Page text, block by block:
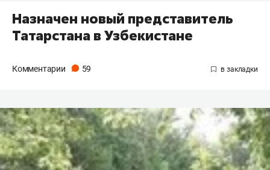
Назначен новый представитель
Татарстана в Узбекистане
Комментарии 59